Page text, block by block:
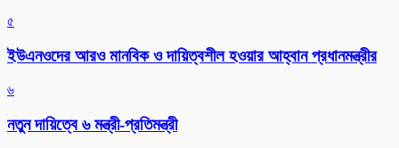
৫
ইউএনওদের আরও মানবিক ও দায়িত্বশীল হওয়ার আহ্বান প্রধানমন্ত্রীর
৬
নতুন দায়িত্বে ৬ মন্ত্রী-প্রতিমন্ত্রী